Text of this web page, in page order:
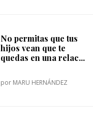
No permitas que tus
hijos vean que te
quedas en una relac...
por MARU HERNÁNDEZ